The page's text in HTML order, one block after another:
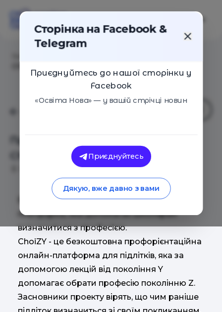
Презентація онлайн-платформи
Choizy у Києві
15 Травня 2019 4025
В Україні запускається перша онлайн-
платформа, яка допомагає школярам
визначитися з професією.
ChoiZY - це безкоштовна профорієнтаційна
онлайн-платформа для підлітків, яка за
допомогою лекцій від покоління Y
допомагає обрати професію поколінню Z.
Засновники проекту вірять, що чим раніше
Сторінка на Facebook &
Telegram
Приєднуйтесь до нашої сторінки у
Facebook
«Освіта Нова» — у вашій стрічці новин
Приєднуйтесь
Дякую, вже давно з вами